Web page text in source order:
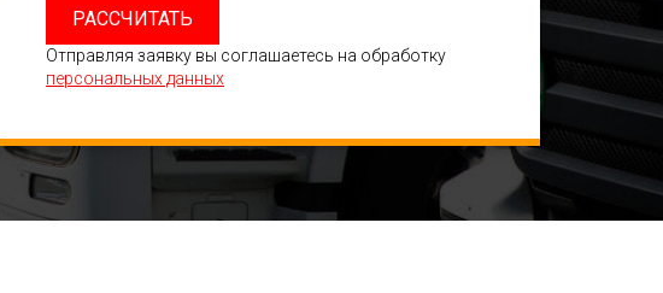
РАССЧИТАТЬ
Отправляя заявку вы соглашаетесь на обработку
персональных данных